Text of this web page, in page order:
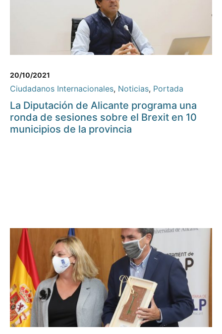
20/10/2021
Ciudadanos Internacionales, Noticias, Portada
La Diputación de Alicante programa una
ronda de sesiones sobre el Brexit en 10
municipios de la provincia